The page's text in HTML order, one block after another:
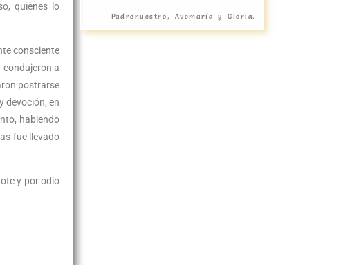
quienes lo
consciente
condujeron a
postrarse
devoción, en
habiendo
fue llevado
y por odio
Padrenuestro, Avemaría y Gloria.